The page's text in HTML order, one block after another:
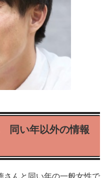
同い年以外の情報
さんと同い年の一般女性で